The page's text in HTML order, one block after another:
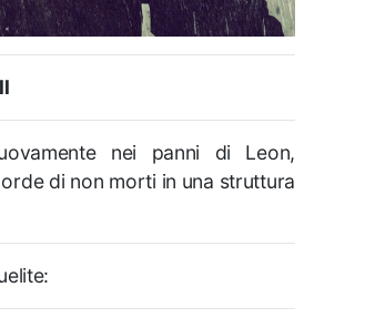
nei panni di Leon,
di non morti in una struttura